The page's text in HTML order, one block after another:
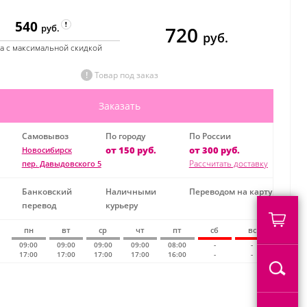
540 руб.
с максимальной скидкой 720 руб.
Товар под заказ
Заказать
Самовывоз
Новосибирск
пер. Давыдовского 5
По городу
от 150 руб.
По России
от 300 руб.
Рассчитать доставку
Банковский
перевод
Наличными
курьеру
Переводом на карту
пн вт ср чт пт сб вс
09:00
17:00
09:00
17:00
09:00
17:00
09:00
17:00
08:00
16:00
-
-
-
-